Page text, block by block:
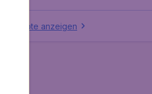
Angebote anzeigen